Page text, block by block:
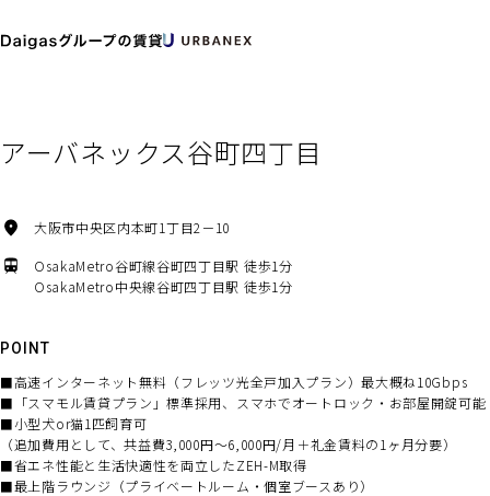
アーバネックス谷町四丁目
大阪市中央区内本町1丁目2－10
OsakaMetro谷町線谷町四丁目駅 徒歩1分
OsakaMetro中央線谷町四丁目駅 徒歩1分
POINT
■高速インターネット無料（フレッツ光全戸加入プラン）最大概ね10Gbps
■「スマモル賃貸プラン」標準採用、スマホでオートロック・お部屋開錠可能
■小型犬or猫1匹飼育可
（追加費用として、共益費3,000円～6,000円/月＋礼金賃料の1ヶ月分要）
■省エネ性能と生活快適性を両立したZEH-M取得
■最上階ラウンジ（プライベートルーム・個室ブースあり）